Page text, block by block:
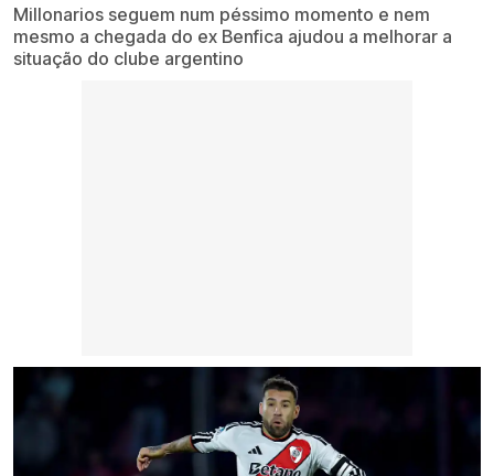
Millonarios seguem num péssimo momento e nem
mesmo a chegada do ex Benfica ajudou a melhorar a
situação do clube argentino